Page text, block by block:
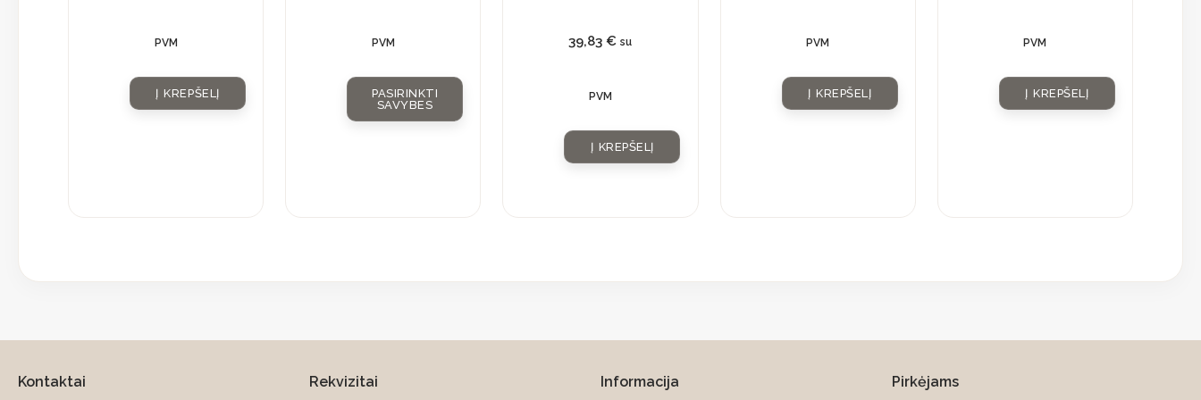
PVM
Į KREPŠELĮ
PVM
PASIRINKTI
SAVYBES
39,83€ su
PVM
Į KREPŠELĮ
PVM
Į KREPŠELĮ
PVM
Į KREPŠELĮ
Kontaktai Rekvizitai Informacija Pirkėjams